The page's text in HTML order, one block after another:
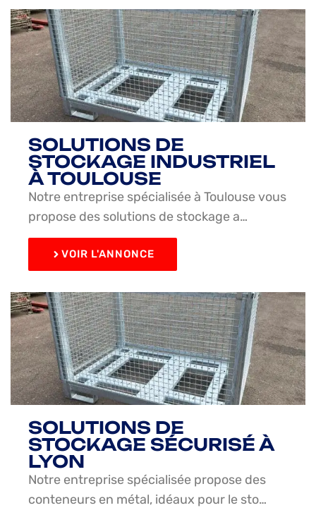
SOLUTIONS DE
STOCKAGE INDUSTRIEL
À TOULOUSE
Notre entreprise spécialisée à Toulouse vous
propose des solutions de stockage a…
VOIR L'ANNONCE
SOLUTIONS DE
STOCKAGE SÉCURISÉ À
LYON
Notre entreprise spécialisée propose des
conteneurs en métal, idéaux pour le sto…